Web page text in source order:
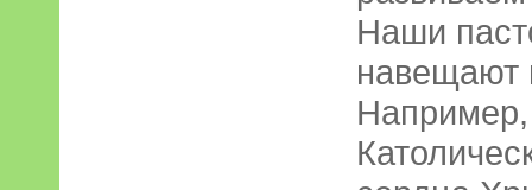
Наши
навещают
Например,